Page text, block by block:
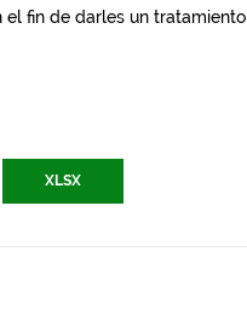
fin de darles un tratamiento
XLSX